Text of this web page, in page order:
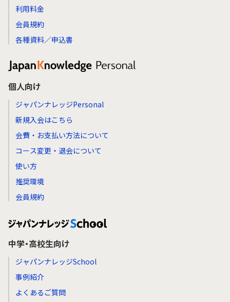
利用料金
会員規約
各種資料／申込書
個人向け
ジャパンナレッジPersonal
新規入会はこちら
会費・お支払い方法について
コース変更・退会について
使い方
推奨環境
会員規約
中学・高校生向け
ジャパンナレッジSchool
事例紹介
よくあるご質問